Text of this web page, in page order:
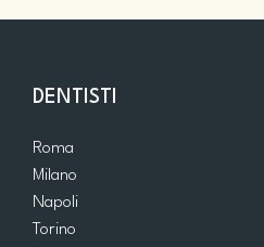
DENTISTI
Roma
Milano
Napoli
Torino